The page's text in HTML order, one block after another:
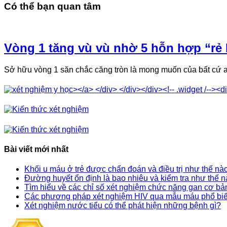
Có thể bạn quan tâm
Vòng 1 tăng vù vù nhờ 5 hỗn hợp “rẻ
Sở hữu vòng 1 săn chắc căng tròn là mong muốn của bất cứ
Bài viết mới nhất
Khối u máu ở trẻ được chẩn đoán và điều trị như thế
Đường huyết ổn định là bao nhiêu và kiểm tra như thế
Tìm hiểu về các chỉ số xét nghiệm chức năng gan cơ
Các phương pháp xét nghiệm HIV qua mẫu máu phổ
Xét nghiệm nước tiểu có thể phát hiện những bệnh gì?